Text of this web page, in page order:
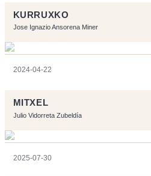
KURRUXKO
Jose Ignazio Ansorena Miner
2024-04-22
MITXEL
Julio Vidorreta Zubeldía
2025-07-30